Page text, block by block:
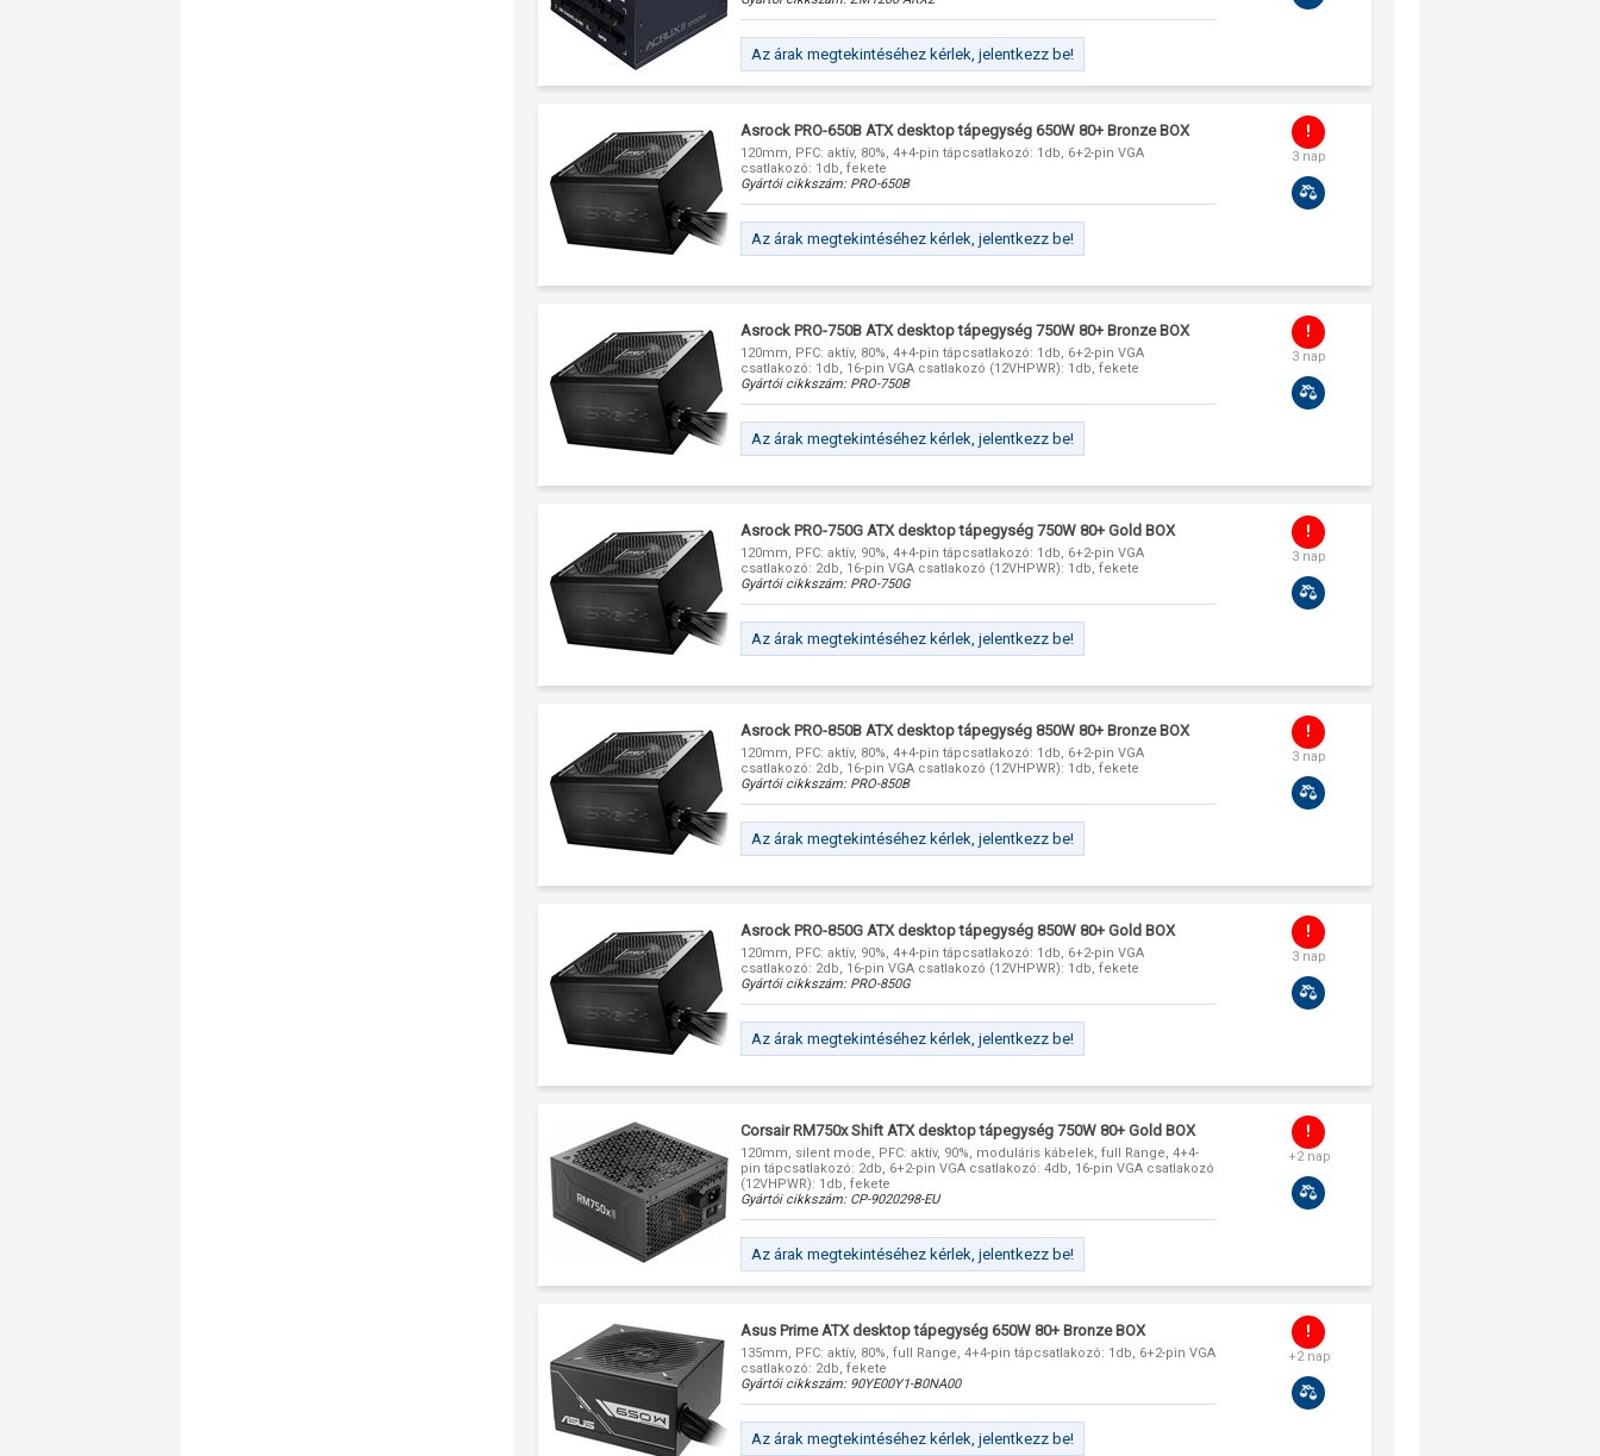
Az árak megtekintéséhez kérlek, jelentkezz be!
Asrock PRO-650B ATX desktop tápegység 650W 80+ Bronze BOX
120mm, PFC: aktív, 80%, 4+4-pin tápcsatlakozó: 1db, 6+2-pin VGA
csatlakozó: 1db, fekete
Gyártói cikkszám: PRO-650B
Az árak megtekintéséhez kérlek, jelentkezz be!
3 nap
Asrock PRO-750B ATX desktop tápegység 750W 80+ Bronze BOX
120mm, PFC: aktív, 80%, 4+4-pin tápcsatlakozó: 1db, 6+2-pin VGA
csatlakozó: 1db, 16-pin VGA csatlakozó (12VHPWR): 1db, fekete
Gyártói cikkszám: PRO-750B
Az árak megtekintéséhez kérlek, jelentkezz be!
3 nap
Asrock PRO-750G ATX desktop tápegység 750W 80+ Gold BOX
120mm, PFC: aktív, 90%, 4+4-pin tápcsatlakozó: 1db, 6+2-pin VGA
csatlakozó: 2db, 16-pin VGA csatlakozó (12VHPWR): 1db, fekete
Gyártói cikkszám: PRO-750G
Az árak megtekintéséhez kérlek, jelentkezz be!
3 nap
Asrock PRO-850B ATX desktop tápegység 850W 80+ Bronze BOX
120mm, PFC: aktív, 80%, 4+4-pin tápcsatlakozó: 1db, 6+2-pin VGA
csatlakozó: 2db, 16-pin VGA csatlakozó (12VHPWR): 1db, fekete
Gyártói cikkszám: PRO-850B
Az árak megtekintéséhez kérlek, jelentkezz be!
3 nap
Asrock PRO-850G ATX desktop tápegység 850W 80+ Gold BOX
120mm, PFC: aktív, 90%, 4+4-pin tápcsatlakozó: 1db, 6+2-pin VGA
csatlakozó: 2db, 16-pin VGA csatlakozó (12VHPWR): 1db, fekete
Gyártói cikkszám: PRO-850G
Az árak megtekintéséhez kérlek, jelentkezz be!
3 nap
Corsair RM750x Shift ATX desktop tápegység 750W 80+ Gold BOX
120mm, silent mode, PFC: aktív, 90%, moduláris kábelek, full Range, 4+4-
pin tápcsatlakozó: 2db, 6+2-pin VGA csatlakozó: 4db, 16-pin VGA csatlakozó
(12VHPWR): 1db, fekete
Gyártói cikkszám: CP-9020298-EU
Az árak megtekintéséhez kérlek, jelentkezz be!
+2 nap
Asus Prime ATX desktop tápegység 650W 80+ Bronze BOX
135mm, PFC: aktív, 80%, full Range, 4+4-pin tápcsatlakozó: 1db, 6+2-pin VGA
csatlakozó: 2db, fekete
Gyártói cikkszám: 90YE00Y1-B0NA00
Az árak megtekintéséhez kérlek, jelentkezz be!
+2 nap